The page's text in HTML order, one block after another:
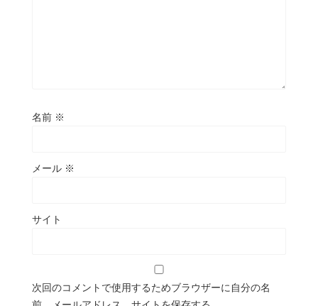
名前 ※
メール ※
サイト
次回のコメントで使用するためブラウザーに自分の名